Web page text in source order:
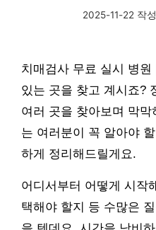
2025-11-22 작
치매검사 무료 실시 병
있는 곳을 찾고 계시죠?
여러 곳을 찾아보며 막
는 여러분이 꼭 알아야
하게 정리해드릴게요.
어디서부터 어떻게 시작
택해야 할지 등 수많은